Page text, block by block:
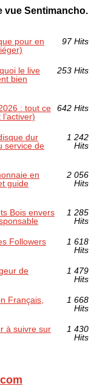
vue Sentimancho.
pour en
97 Hits
le live
bien
253 Hits
: tout ce
642 Hits
dur
service de
1 242
Hits
en
guide
2 056
Hits
Bois envers
1 285
Hits
Followers
1 618
Hits
de
1 479
Hits
Français,
1 668
Hits
à suivre sur
1 430
Hits